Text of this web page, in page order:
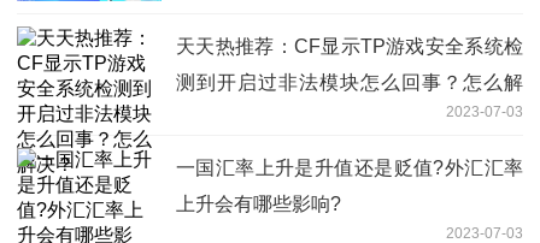
天天热推荐：CF显示TP游戏安全系统检
测到开启过非法模块怎么回事？怎么解
2023-07-03
一国汇率上升是升值还是贬值?外汇汇率
上升会有哪些影响?
2023-07-03